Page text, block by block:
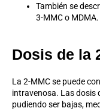
También se
3-MMC o MDMA.
Dosis de la
La 2-MMC se puede
intravenosa. Las dosis
pudiendo ser bajas,